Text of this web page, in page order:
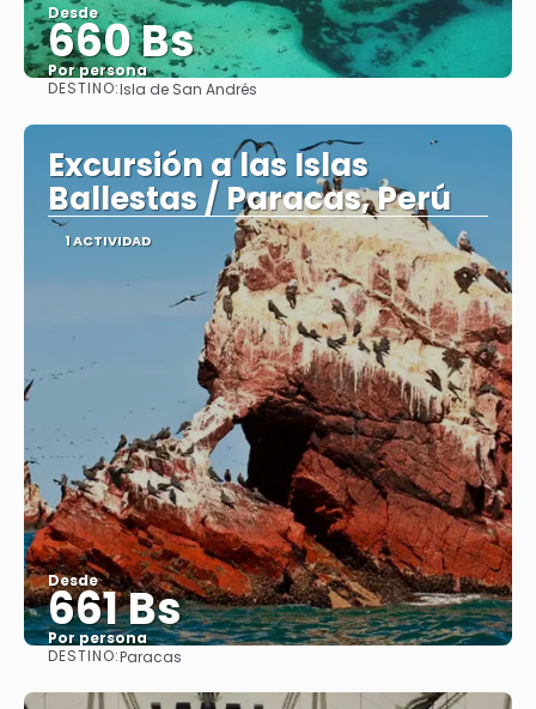
Desde
660 Bs
Por persona
Ver
DESTINO:Isla de San Andrés
Excursión a las Islas
Ballestas / Paracas, Perú
1 ACTIVIDAD
Desde
661 Bs
Por persona
DESTINO:Paracas